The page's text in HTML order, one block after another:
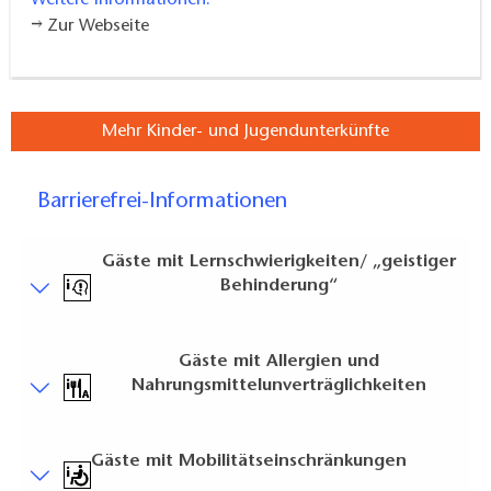
Zur Webseite
Mehr Kinder- und Jugendunterkünfte
Barrierefrei-Informationen
Gäste mit Lernschwierigkeiten/ „geistiger
Behinderung“
Ihnen wird alles in Ruhe erklärt und gezeigt. Sie
Unterstützung? Brauchen Sie einen Pflege-Dienst?
Gäste mit Allergien und
Nahrungsmittelunverträglichkeiten
Der Abstand zur nächsten Schadstoffemissionsquelle
Gäste mit Mobilitätseinschränkungen